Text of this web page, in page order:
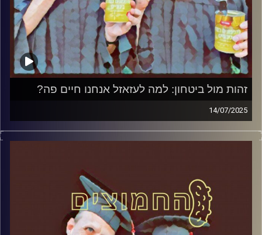
זהות מול ביטחון: למה לעזאזל אנחנו חיים פה?
14/07/2025
המערכת הפוליטית על ספת הפסיכולוג, עם פרופסור בועז בן-
דוד ופרופסור גלעד הירשברגר
קרדיט תמונות:AudioVersity